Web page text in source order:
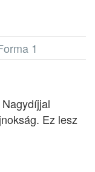
1
Ez lesz